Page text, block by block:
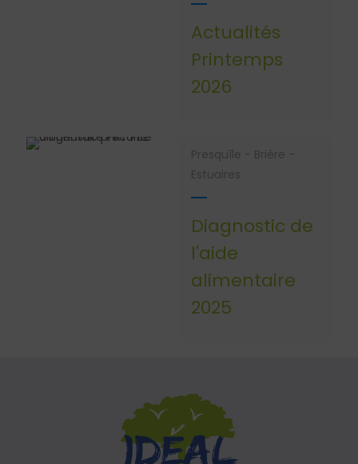
Actualités
Printemps
2026
Presquîle - Brière -
Estuaires
Diagnostic de
l'aide
alimentaire
2025